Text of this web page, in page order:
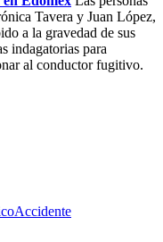
Tavera y Juan López,
a la gravedad de sus
indagatorias para
al conductor fugitivo.
Accidente